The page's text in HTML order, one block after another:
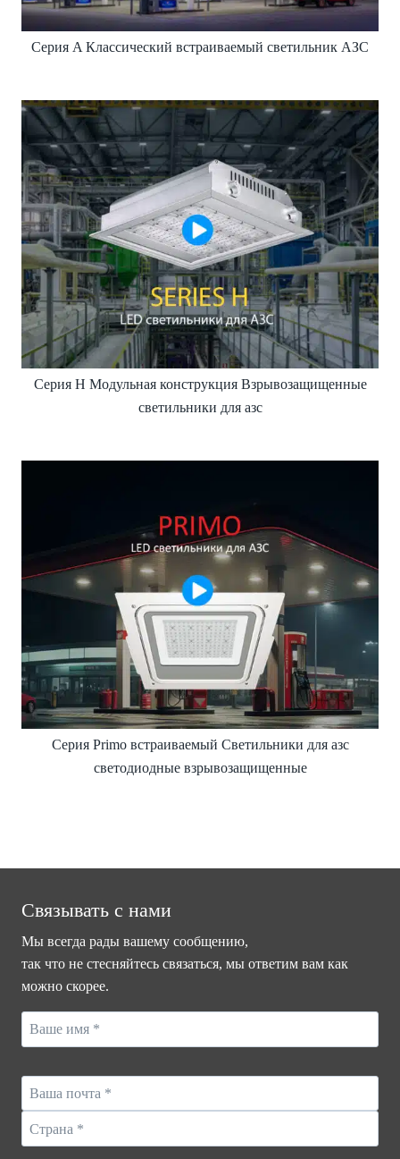
Серия A Классический встраиваемый светильник АЗС
Серия H Модульная конструкция Взрывозащищенные
светильники для азс
Серия Primo встраиваемый Светильники для азс
светодиодные взрывозащищенные
Связывать с нами
Мы всегда рады вашему сообщению,
так что не стесняйтесь связаться, мы ответим вам как
можно скорее.